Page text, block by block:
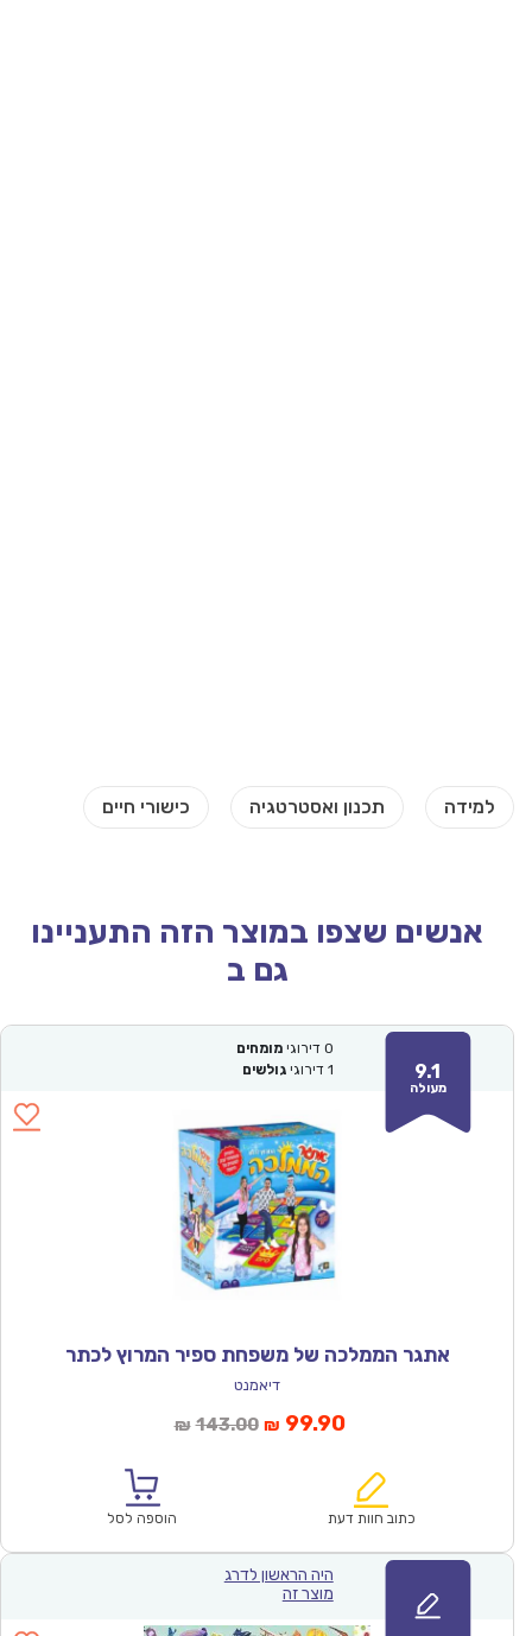
אנשים שצפו במוצר הזה התעניינו
גם ב
9.1
מעולה
0 דירוגי מומחים
1 דירוגי גולשים
אתגר הממלכה של משפחת ספיר המרוץ לכתר
דיאמנט
₪ 143.00המחיר
₪143.00.
₪ 99.90המחיר
הוא:
כתוב חוות דעת הוספה לסל
היה הראשון לדרג
מוצר זה